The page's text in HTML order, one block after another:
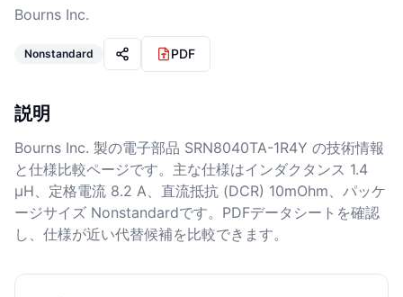
Bourns Inc.
Nonstandard PDF
説明
Bourns Inc. 製の電子部品 SRN8040TA-1R4Y の技術情報
と仕様比較ページです。主な仕様はインダクタンス 1.4
µH、定格電流 8.2 A、直流抵抗 (DCR) 10mOhm、パッケ
ージサイズ Nonstandardです。PDFデータシートを確認
し、仕様が近い代替候補を比較できます。